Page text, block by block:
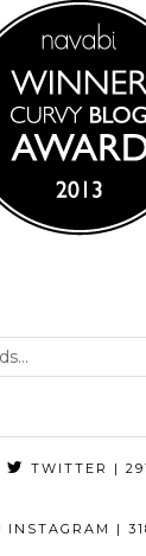
TWITTER |
INSTAGRAM |